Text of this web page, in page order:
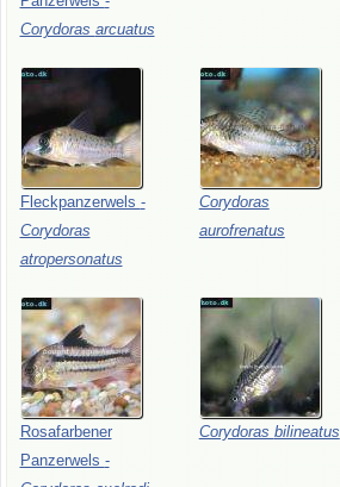
Corydoras arcuatus
Fleckpanzerwels -
Corydoras
atropersonatus
Corydoras
aurofrenatus
Rosafarbener
Panzerwels -
Corydoras bilineatus